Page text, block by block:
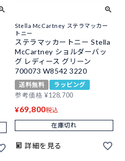
Stella McCartney ステラマッカー
トニー
ステラマッカートニー Stella
McCartney ショルダーバッ
グ レディース グリーン
700073 W8542 3220
送料無料
ラッピング
参考価格 ¥128,700
¥69,800税込
在庫切れ
詳細を見る